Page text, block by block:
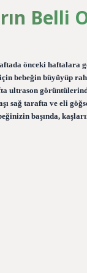
Belli
önceki haftalara
bebeğin büyüyüp
ultrason
sağ tarafta ve eli
başında,